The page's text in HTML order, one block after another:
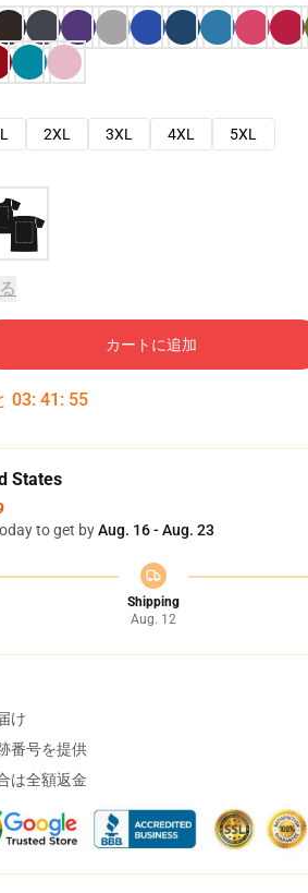
2XL 3XL 4XL
5XL
カートに追加
03: 41 : 54
States
to get byAug. 16 - Aug. 23
Shipping
Aug. 12
け
番号を提供
は全額返金